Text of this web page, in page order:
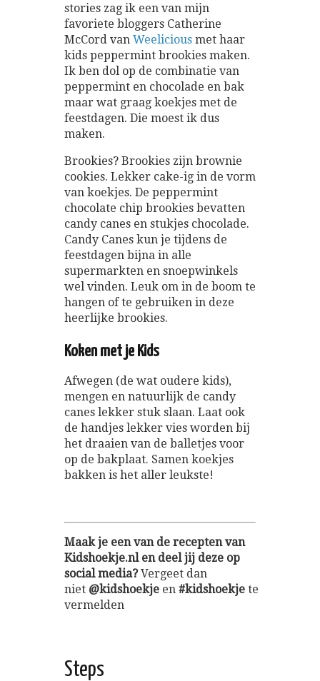
stories zag ik een van mijn
favoriete bloggers Catherine
McCord van Weelicious met haar
kids peppermint brookies maken.
Ik ben dol op de combinatie van
peppermint en chocolade en bak
maar wat graag koekjes met de
feestdagen. Die moest ik dus
maken.
Brookies? Brookies zijn brownie
cookies. Lekker cake-ig in de vorm
van koekjes. De peppermint
chocolate chip brookies bevatten
candy canes en stukjes chocolade.
Candy Canes kun je tijdens de
feestdagen bijna in alle
supermarkten en snoepwinkels
wel vinden. Leuk om in de boom te
hangen of te gebruiken in deze
heerlijke brookies.
Koken met je Kids
Afwegen (de wat oudere kids),
mengen en natuurlijk de candy
canes lekker stuk slaan. Laat ook
de handjes lekker vies worden bij
het draaien van de balletjes voor
op de bakplaat. Samen koekjes
bakken is het aller leukste!
Maak je een van de recepten van
Kidshoekje.nl en deel jij deze op
social media?Vergeet dan
niet @kidshoekje en #kidshoekje te
vermelden
Steps